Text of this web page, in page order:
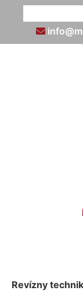
Revízny